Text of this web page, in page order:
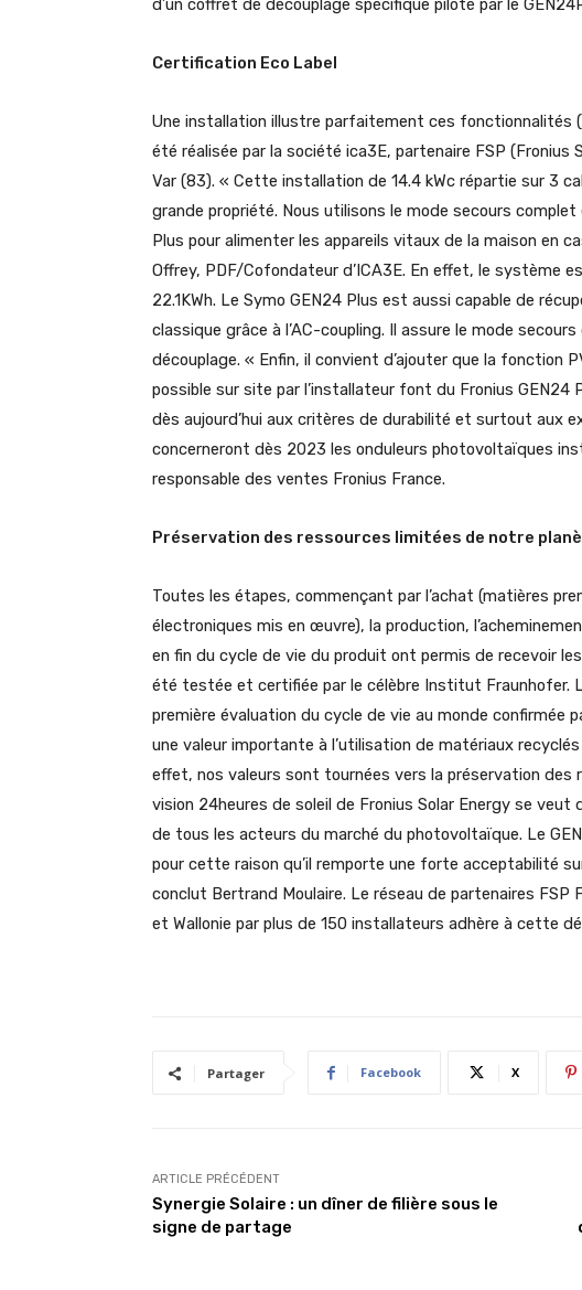
d’un coffret de découplage spécifique piloté par le
Certification Eco Label
Une installation illustre parfaitement ces fonctionnalités
été réalisée par la société ica3E, partenaire FSP
Var (83). « Cette installation de 14.4 kWc répartie sur 3
grande propriété. Nous utilisons le mode secours
Plus pour alimenter les appareils vitaux de la maison en
Offrey, PDF/Cofondateur d’ICA3E. En effet, le système
22.1KWh. Le Symo GEN24 Plus est aussi capable de
classique grâce à l’AC-coupling. Il assure le mode
découplage. « Enfin, il convient d’ajouter que la fonction
possible sur site par l’installateur font du Fronius GEN24
dès aujourd’hui aux critères de durabilité et surtout aux
concerneront dès 2023 les onduleurs photovoltaïques
responsable des ventes Fronius France.
Préservation des ressources limitées de notre
Toutes les étapes, commençant par l’achat (matières
électroniques mis en œuvre), la production,
en fin du cycle de vie du produit ont permis de recevoir
été testée et certifiée par le célèbre Institut Fraunhofer.
première évaluation du cycle de vie au monde
une valeur importante à l’utilisation de matériaux
effet, nos valeurs sont tournées vers la préservation des
vision 24heures de soleil de Fronius Solar Energy se
de tous les acteurs du marché du photovoltaïque. Le
pour cette raison qu’il remporte une forte acceptabilité
conclut Bertrand Moulaire. Le réseau de partenaires
et Wallonie par plus de 150 installateurs adhère à cette
Partager Facebook X
ARTICLE PRÉCÉDENT
Synergie Solaire : un dîner de filière sous le
signe de partage